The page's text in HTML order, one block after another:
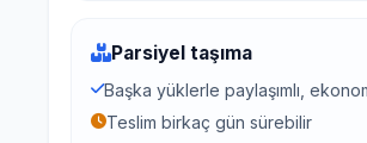
Parsiyel taşıma
Başka yüklerle paylaşımlı,
Teslim birkaç gün sürebilir